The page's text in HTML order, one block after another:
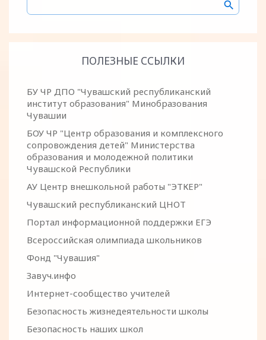
ПОЛЕЗНЫЕ ССЫЛКИ
БУ ЧР ДПО "Чувашский республиканский
институт образования" Минобразования
Чувашии
БОУ ЧР "Центр образования и комплексного
сопровождения детей" Министерства
образования и молодежной политики
Чувашской Республики
АУ Центр внешкольной работы "ЭТКЕР"
Чувашский республиканский ЦНОТ
Портал информационной поддержки ЕГЭ
Всероссийская олимпиада школьников
Фонд "Чувашия"
Завуч.инфо
Интернет-сообщество учителей
Безопасность жизнедеятельности школы
Безопасность наших школ